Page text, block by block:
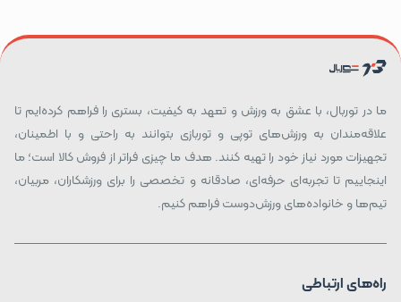
ما در توربال، با عشق به ورزش و تعهد به کیفیت، بستری را فراهم کرده‌ایم تا
علاقه‌مندان به ورزش‌های توپی و توربازی بتوانند به راحتی و با اطمینان،
تجهیزات مورد نیاز خود را تهیه کنند. هدف ما چیزی فراتر از فروش کالا است؛ ما
اینجاییم تا تجربه‌ای حرفه‌ای، صادقانه و تخصصی را برای ورزشکاران، مربیان،
تیم‌ها و خانواده‌های ورزش‌دوست فراهم کنیم.
راه‌های ارتباطی